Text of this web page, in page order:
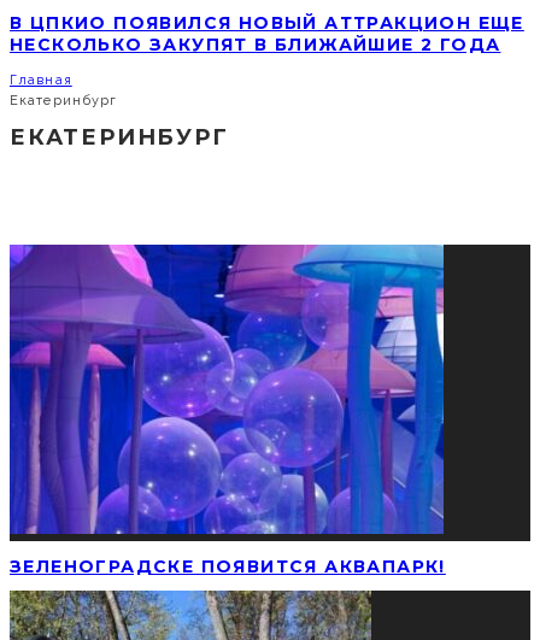
В ЦПКИО ПОЯВИЛСЯ НОВЫЙ АТТРАКЦИОН ЕЩЕ
НЕСКОЛЬКО ЗАКУПЯТ В БЛИЖАЙШИЕ 2 ГОДА
Главная
Екатеринбург
ЕКАТЕРИНБУРГ
ЗЕЛЕНОГРАДСКЕ ПОЯВИТСЯ АКВАПАРК!